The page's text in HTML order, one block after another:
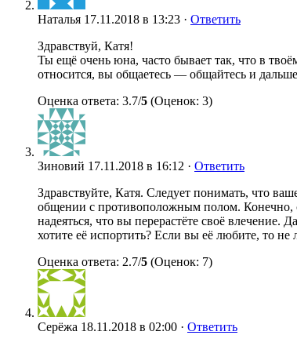
Наталья 17.11.2018 в 13:23 · Ответить
Здравствуй, Катя!
Ты ещё очень юна, часто бывает так, что в
относится, вы общаетесь — общайтесь и
Оценка ответа: 3.7/5 (Оценок: 3)
Зиновий 17.11.2018 в 16:12 · Ответить
Здравствуйте, Катя. Следует понимать, что
общении с противоположным полом. Конечно,
надеяться, что вы перерастёте своё влечение.
хотите её испортить? Если вы её любите, то
Оценка ответа: 2.7/5 (Оценок: 7)
Серёжа 18.11.2018 в 02:00 · Ответить